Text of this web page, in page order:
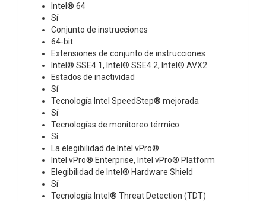
Intel® 64
Sí
Conjunto de instrucciones
64-bit
Extensiones de conjunto de instrucciones
Intel® SSE4.1, Intel® SSE4.2, Intel® AVX2
Estados de inactividad
Sí
Tecnología Intel SpeedStep® mejorada
Sí
Tecnologías de monitoreo térmico
Sí
La elegibilidad de Intel vPro®
Intel vPro® Enterprise, Intel vPro® Platform
Elegibilidad de Intel® Hardware Shield
Sí
Tecnología Intel® Threat Detection (TDT)